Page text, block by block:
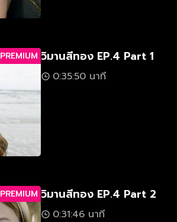
PREMIUM วิมานสีทอง EP.4 Part 1
0:35:50 นาที
PREMIUM วิมานสีทอง EP.4 Part 2
0:31:46 นาที